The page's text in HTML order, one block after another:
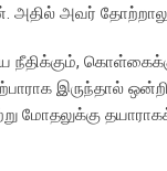
அவர்
நீதிக்கும்,
இருந்தால்
மோதலுக்கு